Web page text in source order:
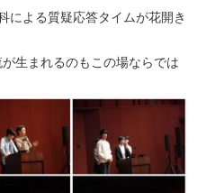
による質疑応答タイムが花開き
生まれるのもこの場ならでは